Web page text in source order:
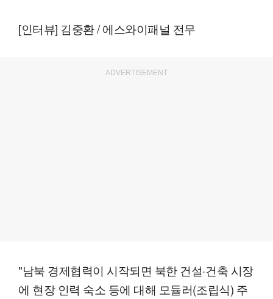
[인터뷰] 김중환 / 에스와이패널 전무
ADVERTISEMENT
"남북 경제협력이 시작되면 북한 건설·건축 시장
에 현장 인력 숙소 등에 대해 모듈러(조립식) 주